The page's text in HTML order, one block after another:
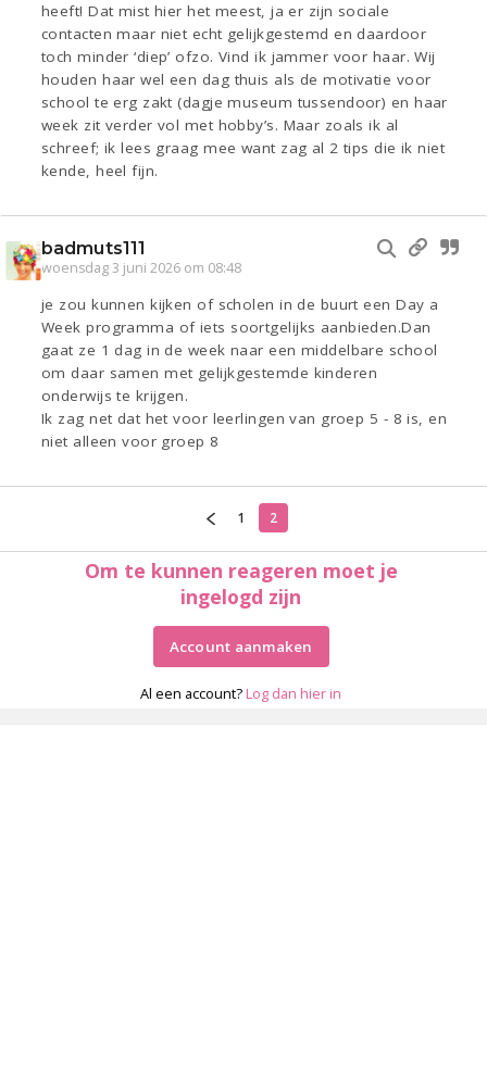
heeft! Dat mist hier het meest, ja er zijn sociale
contacten maar niet echt gelijkgestemd en daardoor
toch minder ‘diep’ ofzo. Vind ik jammer voor haar. Wij
houden haar wel een dag thuis als de motivatie voor
school te erg zakt (dagje museum tussendoor) en haar
week zit verder vol met hobby’s. Maar zoals ik al
schreef; ik lees graag mee want zag al 2 tips die ik niet
kende, heel fijn.
badmuts111
woensdag 3 juni 2026 om 08:48
je zou kunnen kijken of scholen in de buurt een Day a
Week programma of iets soortgelijks aanbieden.Dan
gaat ze 1 dag in de week naar een middelbare school
om daar samen met gelijkgestemde kinderen
onderwijs te krijgen.
Ik zag net dat het voor leerlingen van groep 5 - 8 is, en
niet alleen voor groep 8
1 2
Om te kunnen reageren moet je
ingelogd zijn
Account aanmaken
Al een account? Log dan hier in